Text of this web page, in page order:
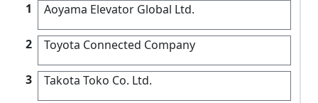
1 Aoyama Elevator Global Ltd.
2 Toyota Connected Company
3 Takota Toko Co. Ltd.